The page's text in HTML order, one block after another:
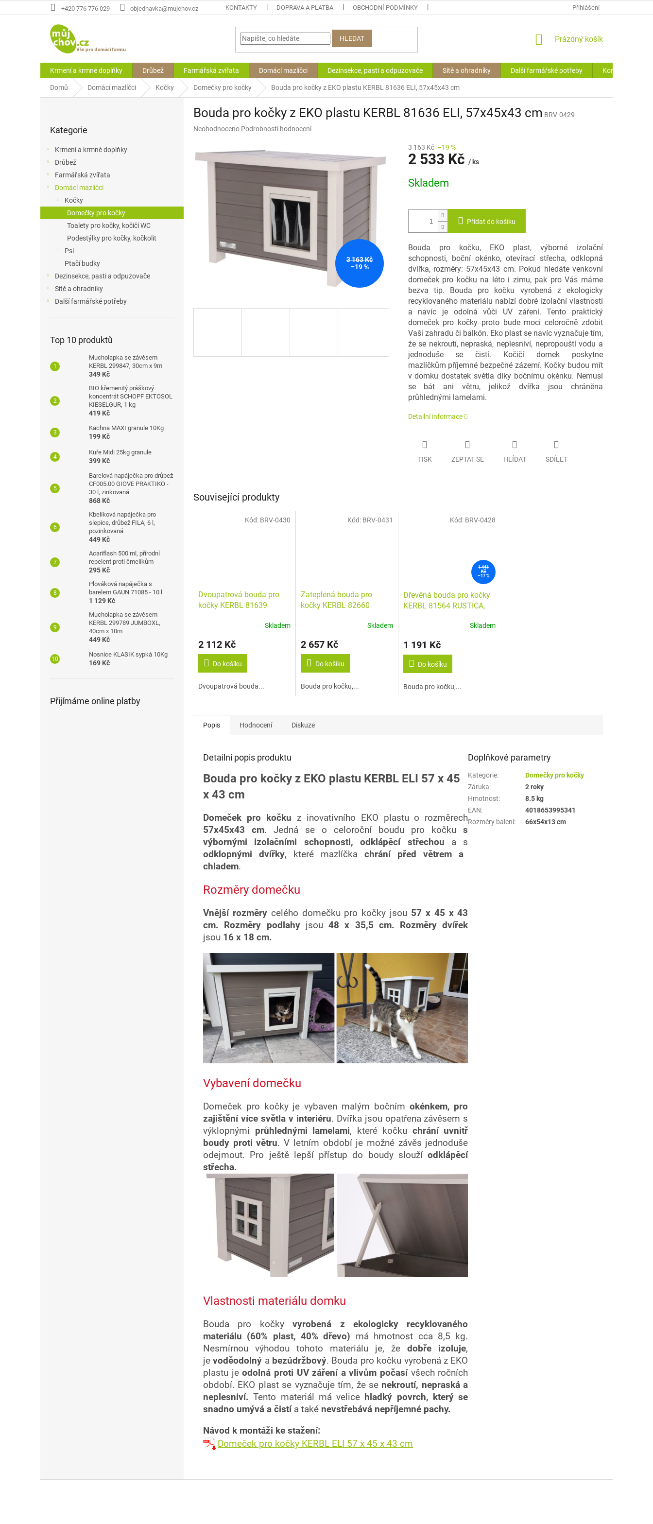
na
+420 776 776 029 objednavka@mujchov.cz KONTAKTY DOPRAVA A PLATBA OBCHODNÍ PODMÍNKY HODNOCENÍ OBCHODU
Přihlášení
HLEDAT
NÁKUPNÍ
Prázdný košík
Krmení a krmné doplňky Drůbež Farmářská zvířata Domácí mazlíčci Dezinsekce, pasti a odpuzovače Sítě a ohradníky Další farmářské potřeby Kontakty
Domů Domácí mazlíčci Kočky Domečky pro kočky Bouda pro kočky z EKO plastu KERBL 81636 ELI, 57x45x43 cm
a
n
kategorie
Kategorie
Krmení a krmné doplňky
Drůbež
Farmářská zvířata
Domácí mazlíčci
Kočky
Domečky pro kočky
Toalety pro kočky, kočičí WC
Podestýlky pro kočky, kočkolit
Psi
Ptačí budky
Dezinsekce, pasti a odpuzovače
Sítě a ohradníky
Další farmářské potřeby
Top 10 produktů
Mucholapka se závěsem
KERBL 299847, 30cm x 9m
349 Kč
BIO křemenitý práškový
koncentrát SCHOPF EKTOSOL
KIESELGUR, 1 kg
419 Kč
Kachna MAXI granule 10Kg
199 Kč
Kuře Midi 25kg granule
399 Kč
Barelová napáječka pro drůbež
CF005.00 GIOVE PRAKTIKO -
30 l, zinkovaná
868 Kč
Kbelíková napáječka pro
slepice, drůbež FILA, 6 l,
pozinkovaná
449 Kč
Acariflash 500 ml, přírodní
repelent proti čmelíkům
295 Kč
Plováková napáječka s
barelem GAUN 71085 - 10 l
1 129 Kč
Mucholapka se závěsem
KERBL 299789 JUMBOXL,
40cm x 10m
449 Kč
Nosnice KLASIK sypká 10Kg
169 Kč
Přijímáme online platby
Bouda pro kočky z EKO plastu KERBL 81636 ELI, 57x45x43 cm BRV-0429
Průměrné
hvězdiček.
Neohodnoceno Podrobnosti hodnocení
3 163 Kč
–19 %
3 163 Kč –19 %
2 533 Kč / ks
cena:
Skladem
Přidat do košíku
Bouda pro kočku, EKO plast, výborné izolační
schopnosti, boční okénko, otevírací střecha, odklopná
dvířka, rozměry: 57x45x43 cm. Pokud hledáte venkovní
domeček pro kočku na léto i zimu, pak pro Vás máme
bezva tip. Bouda pro kočku vyrobená z ekologicky
recyklovaného materiálu nabízí dobré izolační vlastnosti
a navíc je odolná vůči UV záření. Tento praktický
domeček pro kočky proto bude moci celoročně zdobit
Vaši zahradu či balkón. Eko plast se navíc vyznačuje tím,
že se nekroutí, nepraská, neplesniví, nepropouští vodu a
jednoduše se čistí. Kočičí domek poskytne
mazlíčkům příjemné bezpečné zázemí. Kočky budou mít
v domku dostatek světla díky bočnímu okénku. Nemusí
se bát ani větru, jelikož dvířka jsou chráněna
průhlednými lamelami.
Detailní informace
TISK ZEPTAT SE HLÍDAT SDÍLET
Související produkty
Dvoupatrová bouda pro
kočky KERBL 81639
Skladem
2 112 Kč
Do košíku
Dvoupatrová bouda...
Kód: BRV-0430
Zateplená bouda pro
kočky KERBL 82660
Skladem
2 657 Kč
Do košíku
Bouda pro kočku,...
Kód: BRV-0431
1 441
Kč
–17 %
Dřevěná bouda pro kočky
KERBL 81564 RUSTICA,
produktu
je
z
hvězdiček.
Skladem
1 191 Kč
Do košíku
Bouda pro kočku,...
Kód: BRV-0428
Popis Hodnocení Diskuze
Detailní popis produktu
Bouda pro kočky z EKO plastu KERBL ELI 57 x 45
x 43 cm
Domeček pro kočku z inovativního EKO plastu o rozměrech
57x45x43 cm. Jedná se o celoroční boudu pro kočkus
výbornými izolačními schopnosti, odklápěcí střechou a
s
odklopnými dvířky, které mazlíčkachrání před větrem a
chladem.
Rozměry domečku
Vnější rozměrycelého domečku pro kočky jsou 57 x 45 x 43
cm. Rozměry podlahy jsou 48 x 35,5 cm. Rozměry dvířek
jsou 16 x 18 cm.
Vybavení domečku
Domeček pro kočky je vybaven malým bočním okénkem, pro
zajištění více světla v interiéru. Dvířka jsou opatřena závěsem s
výklopnými průhlednými lamelami, které kočku chrání uvnitř
boudy proti větru. V letním období je možné závěs jednoduše
odejmout. Pro ještě lepší přístup do boudy sloužíodklápěcí
střecha.
Vlastnosti materiálu domku
Bouda pro kočkyvyrobená z ekologicky recyklovaného
materiálu (60% plast, 40% dřevo) má hmotnost cca 8,5 kg.
Nesmírnou výhodou tohoto materiálu je, žedobře izoluje,
jevoděodolný a bezúdržbový. Bouda pro kočku vyrobená z EKO
plastu jeodolná proti UV záření a vlivům počasívšech ročních
období. EKO plast se vyznačuje tím, že se nekroutí, nepraská a
neplesniví.Tento materiál má velice hladký povrch, který se
snadno umývá a čistí a také nevstřebává nepříjemné pachy.
Návod k montáži ke stažení:
Domeček pro kočky KERBL ELI 57 x 45 x 43 cm
Doplňkové parametry
Kategorie:
Domečky pro kočky
Záruka:
2 roky
Hmotnost:
8.5 kg
EAN:
4018653995341
Rozměry balení: 66x54x13 cm